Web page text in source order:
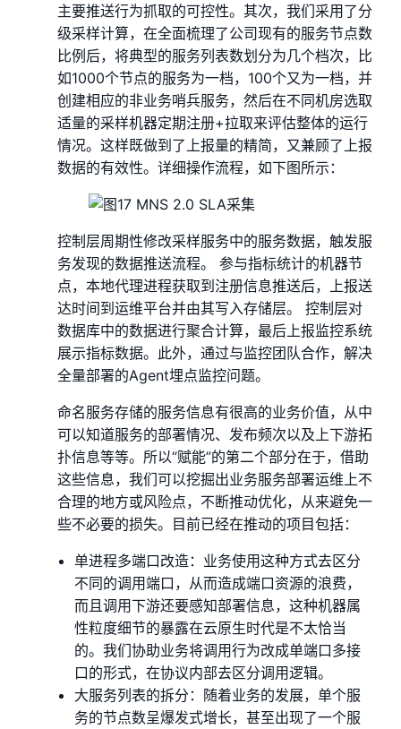
主要推送行为抓取的可控性。其次，我们采用了分
级采样计算，在全面梳理了公司现有的服务节点数
比例后，将典型的服务列表数划分为几个档次，比
如1000个节点的服务为一档，100个又为一档，并
创建相应的非业务哨兵服务，然后在不同机房选取
适量的采样机器定期注册+拉取来评估整体的运行
情况。这样既做到了上报量的精简，又兼顾了上报
数据的有效性。详细操作流程，如下图所示：
控制层周期性修改采样服务中的服务数据，触发服
务发现的数据推送流程。 参与指标统计的机器节
点，本地代理进程获取到注册信息推送后，上报送
达时间到运维平台并由其写入存储层。 控制层对
数据库中的数据进行聚合计算，最后上报监控系统
展示指标数据。此外，通过与监控团队合作，解决
全量部署的Agent埋点监控问题。
命名服务存储的服务信息有很高的业务价值，从中
可以知道服务的部署情况、发布频次以及上下游拓
扑信息等等。所以“赋能”的第二个部分在于，借助
这些信息，我们可以挖掘出业务服务部署运维上不
合理的地方或风险点，不断推动优化，从来避免一
些不必要的损失。目前已经在推动的项目包括：
单进程多端口改造：业务使用这种方式去区分
不同的调用端口，从而造成端口资源的浪费，
而且调用下游还要感知部署信息，这种机器属
性粒度细节的暴露在云原生时代是不太恰当
的。我们协助业务将调用行为改成单端口多接
口的形式，在协议内部去区分调用逻辑。
大服务列表的拆分：随着业务的发展，单个服
务的节点数呈爆发式增长，甚至出现了一个服